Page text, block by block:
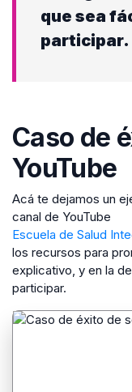
que sea
participar.
Caso de
YouTube
Acá te dejamos un
canal de YouTube
Escuela de Salud
los recursos para
explicativo, y en la
participar.